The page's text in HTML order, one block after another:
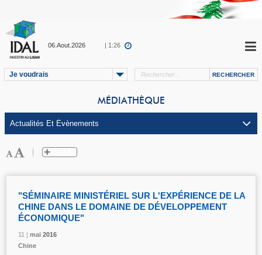
06.Aout.2026 | 1:26
Je voudrais
MÉDIATHÈQUE
11 | mai 2016
"SÉMINAIRE MINISTÉRIEL SUR L'EXPÉRIENCE DE LA
CHINE DANS LE DOMAINE DE DÉVELOPPEMENT
ÉCONOMIQUE"
11 | mai 2016
Chine
11 | mai 2016
11 | mai 2016
11 | mai 2016